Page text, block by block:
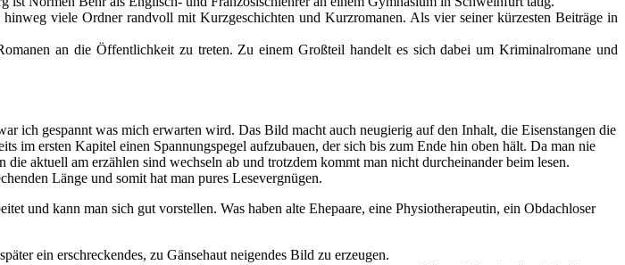
viele Ordner randvoll mit Kurzgeschichten und Kurzromanen. Als vier seiner kürzesten Beiträge in
an die Öffentlichkeit zu treten. Zu einem Großteil handelt es sich dabei um Kriminalromane und
ich gespannt was mich erwarten wird. Das Bild macht auch neugierig auf den Inhalt, die Eisenstangen die
im ersten Kapitel einen Spannungspegel aufzubauen, der sich bis zum Ende hin oben hält. Da man nie
aktuell am erzählen sind wechseln ab und trotzdem kommt man nicht durcheinander beim lesen.
Länge und somit hat man pures Lesevergnügen.
und kann man sich gut vorstellen. Was haben alte Ehepaare, eine Physiotherapeutin, ein Obdachloser
ein erschreckendes, zu Gänsehaut neigendes Bild zu erzeugen.